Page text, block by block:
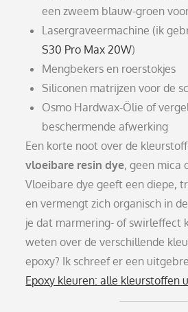
een zweem blauw-groen
Lasergraveermachine (ik
S30 Pro Max 20W)
Mengbekers en roerstokjes
Siliconen matrijzen voor de
Osmo Hardwax-Ölie of
beschermende afwerking
Een korte noot over de
vloeibare resin dye, geen mica
Vloeibare dye geeft een diepe,
en vermengt zich organisch in
je dat marmering- of swirleffect
weten over de verschillende
epoxy? Ik schreef er een
Epoxy kleuren: alle kleurstoffen